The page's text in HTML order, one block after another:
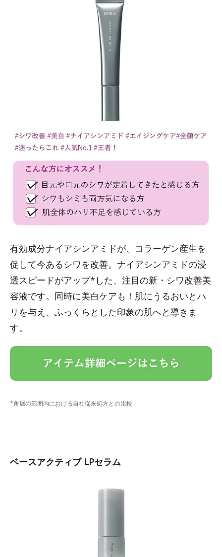
有効成分ナイアシンアミドが、コラーゲン産生を
促して今あるシワを改善。ナイアシンアミドの浸
透スピードがアップ*した、注目の新・シワ改善美
容液です。同時に美白ケアも！肌にうるおいとハ
リを与え、ふっくらとした印象の肌へと導きま
す。
*角層の範囲内における自社従来処方との比較
ベースアクティブ LPセラム